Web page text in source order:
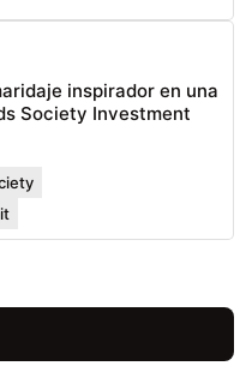
inspirador en una
Society Investment